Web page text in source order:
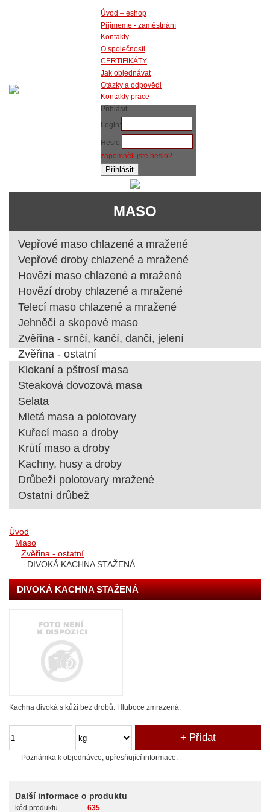
Úvod – eshop
Přijmeme - zaměstnání
Kontakty
O společnosti
CERTIFIKÁTY
Jak objednávat
Otázky a odpovědi
Kontakty prace
Přihlásit
Login:
Heslo:
zapomněli jste heslo?
Úvod
Maso
Zvěřina - ostatní
DIVOKÁ KACHNA STAŽENÁ
DIVOKÁ KACHNA STAŽENÁ
Kachna divoká s kůží bez drobů. Hluboce zmrazená.
Poznámka k objednávce, upřesňující informace:
Další informace o produktu
kód produktu 635
MASO
Vepřové maso chlazené a mražené
Vepřové droby chlazené a mražené
Hovězí maso chlazené a mražené
Hovězí droby chlazené a mražené
Telecí maso chlazené a mražené
Jehněčí a skopové maso
Zvěřina - srnčí, kančí, dančí, jelení
Zvěřina - ostatní
Klokaní a pštrosí masa
Steaková dovozová masa
Selata
Mletá masa a polotovary
Kuřecí maso a droby
Krůtí maso a droby
Kachny, husy a droby
Drůbeží polotovary mražené
Ostatní drůbež